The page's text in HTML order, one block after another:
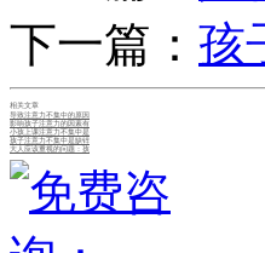
下一篇： 孩
相关文章
导致注意力不集中的原因
影响孩子注意力的因素有
小孩上课注意力不集中是
孩子注意力不集中是缺锌
大人应该重视的问题：孩